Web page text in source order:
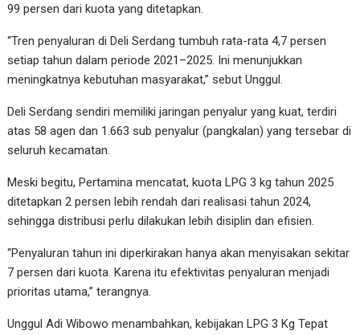
99 persen dari kuota yang ditetapkan.
“Tren penyaluran di Deli Serdang tumbuh rata-rata 4,7 persen
setiap tahun dalam periode 2021–2025. Ini menunjukkan
meningkatnya kebutuhan masyarakat,” sebut Unggul.
Deli Serdang sendiri memiliki jaringan penyalur yang kuat, terdiri
atas 58 agen dan 1.663 sub penyalur (pangkalan) yang tersebar di
seluruh kecamatan.
Meski begitu, Pertamina mencatat, kuota LPG 3 kg tahun 2025
ditetapkan 2 persen lebih rendah dari realisasi tahun 2024,
sehingga distribusi perlu dilakukan lebih disiplin dan efisien.
“Penyaluran tahun ini diperkirakan hanya akan menyisakan sekitar
7 persen dari kuota. Karena itu efektivitas penyaluran menjadi
prioritas utama,” terangnya.
Unggul Adi Wibowo menambahkan, kebijakan LPG 3 Kg Tepat